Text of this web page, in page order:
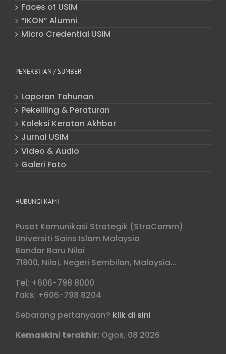
Faces of USIM
“IKON” Alumni
Micro Credential USIM
PENERBITAN / SUMBER
Laporan Tahunan
Pekeliling & Peraturan
Koleksi Keratan Akhbar
Jurnal USIM
Video & Audio
Galeri Foto
HUBUNGI KAMI
Pusat Komunikasi Strategik (StraComm)
Universiti Sains Islam Malaysia
Bandar Baru Nilai
71800, Nilai, Negeri Sembilan, Malaysia...
Tel: +606-798 8000
Faks: +606-798 8204
Sebarang pertanyaan? klik di sini
Kemaskini terakhir: Ogos, 08 2026